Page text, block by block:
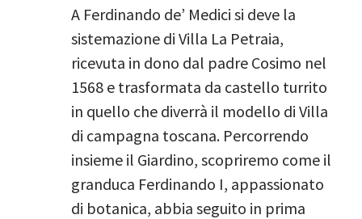
A Ferdinando de’ Medici si deve la
sistemazione di Villa La Petraia,
ricevuta in dono dal padre Cosimo nel
1568 e trasformata da castello turrito
in quello che diverrà il modello di Villa
di campagna toscana. Percorrendo
insieme il Giardino, scopriremo come il
granduca Ferdinando I, appassionato
di botanica, abbia seguito in prima